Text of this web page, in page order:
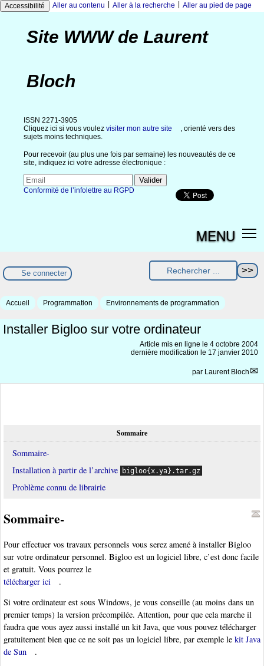
Accessibilité Aller au contenu Aller à la recherche Aller au pied de page
Site WWW de Laurent
Bloch
ISSN 2271-3905
Cliquez ici si vous voulez visiter mon autre site
, orienté vers des
sujets moins techniques.
Pour recevoir (au plus une fois par semaine) les nouveautés de ce
site, indiquez ici votre adresse électronique :
Conformité de l’infolettre au RGPD
MENU
Se connecter
Accueil Programmation Environnements de programmation
Installer Bigloo sur votre ordinateur
Article mis en ligne le 4 octobre 2004
dernière modification le 17 janvier 2010
par Laurent Bloch
Sommaire
Sommaire-
Installation à partir de l’archive
bigloo{x.ya}.tar.gz
Problème connu de librairie
Sommaire-
Pour effectuer vos travaux personnels vous serez amené à installer Bigloo
sur votre ordinateur personnel. Bigloo est un logiciel libre, c’est donc facile
et gratuit. Vous pourrez le
télécharger ici
.
Si votre ordinateur est sous Windows, je vous conseille (au moins dans un
premier temps) la version précompilée. Attention, pour que cela marche il
faudra que vous ayez aussi installé un kit Java, que vous pouvez télécharger
gratuitement bien que ce ne soit pas un logiciel libre, par exemple le kit Java
de Sun
.